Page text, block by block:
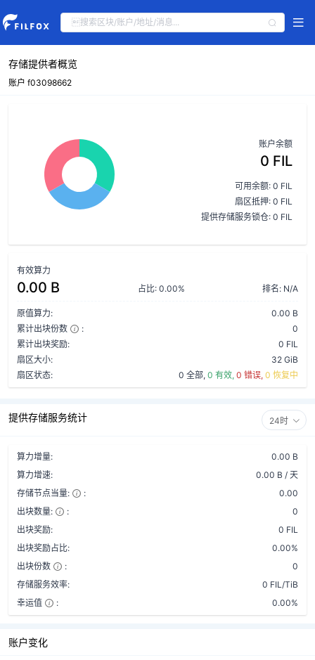
存储提供者概览
账户 f03098662
账户余额
0 FIL
可用余额: 0 FIL
扇区抵押: 0 FIL
提供存储服务锁仓: 0 FIL
有效算力
0.00 B 占比: 0.00% 排名: N/A
原值算力:
0.00 B
累计出块份数
:
0
累计出块奖励:
0 FIL
扇区大小:
32 GiB
扇区状态:
0 全部, 0 有效, 0 错误, 0 恢复中
提供存储服务统计 24时
算力增量:
0.00 B
算力增速:
0.00 B / 天
存储节点当量:
:
0.00
出块数量:
:
0
出块奖励:
0 FIL
出块奖励占比:
0.00%
出块份数
:
0
存储服务效率:
0 FIL/TiB
幸运值
: 0.00%
账户变化